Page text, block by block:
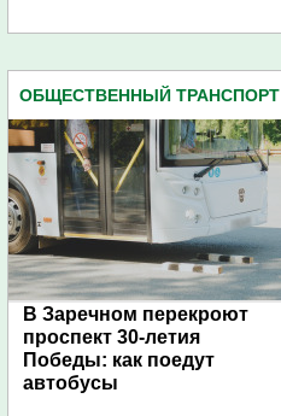
ОБЩЕСТВЕННЫЙ ТРАНСПОРТ
В Заречном перекроют
проспект 30-летия
Победы: как поедут
автобусы